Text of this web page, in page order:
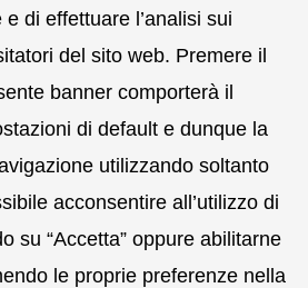
e di effettuare l’analisi sui
del sito web. Premere il
banner comporterà il
di default e dunque la
utilizzando soltanto
acconsentire all’utilizzo di
su “Accetta” oppure abilitarne
le proprie preferenze nella